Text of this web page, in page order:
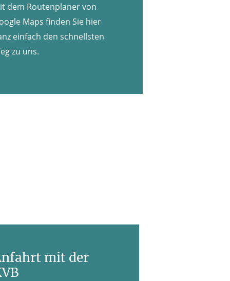
dem Routenplaner von
Maps finden Sie hier
einfach den schnellsten
zu uns.
mit der